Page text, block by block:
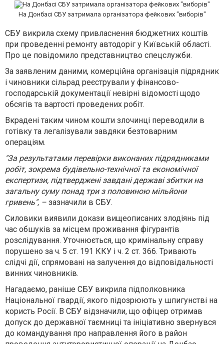
На Донбасі СБУ затримала організатора фейкових "виборів"
СБУ викрила схему привласнення бюджетних коштів
при проведенні ремонту автодоріг у Київській області.
Про це повідомило представництво спецслужби.
За заявленим даними, комерційна організація підрядник
і чиновники сільрад реєстрували у фінансово-
господарській документації невірні відомості щодо
обсягів та вартості проведених робіт.
Вкрадені таким чином кошти злочинці переводили в
готівку та легалізували завдяки безтоварним
операціям.
"За результатами перевірки виконаних підрядниками
робіт, зокрема будівельно-технічної та економічної
експертизи, підтверджені завдані державі збитки на
загальну суму понад три з половиною мільйони
гривень", – зазначили в СБУ.
Силовики виявили докази вищеописаних злодіянь під
час обшуків за місцем проживання фігурантів
розслідування. Уточнюється, що кримінальну справу
порушено за ч. 5 ст. 191 ККУ і ч. 2 ст. 366. Тривають
слідчі дії, спрямовані на залучення до відповідальності
винних чиновників.
Нагадаємо, раніше СБУ викрила підполковника
Національної гвардії, якого підозрюють у шпигунстві на
користь Росії. В СБУ відзначили, що офіцер отримав
допуск до державної таємниці та ініціативно звернувся
до командування про направлення його в район